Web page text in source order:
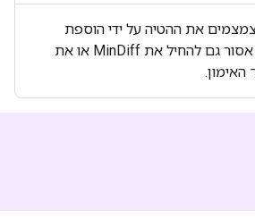
את ההטיה על ידי הוספת
נתוני אימון, אסור גם להחיל את MinDiff או את